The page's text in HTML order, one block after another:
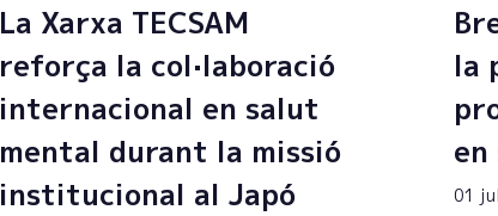
La Xarxa TECSAM
reforça la col·laboració
internacional en salut
mental durant la missió
institucional al Japó
la
01